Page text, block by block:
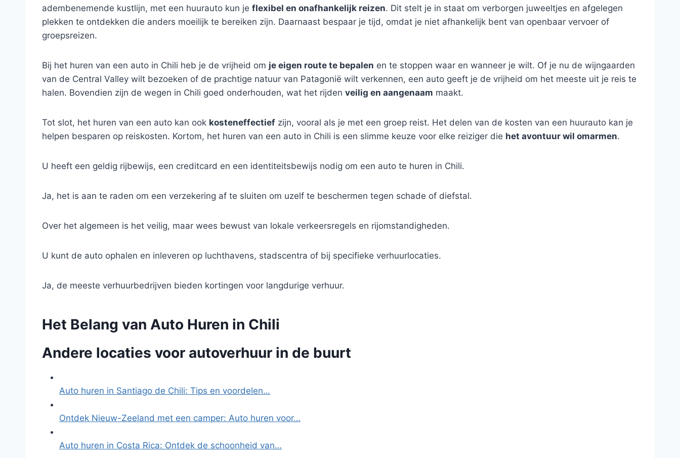
adembenemende kustlijn, met een huurauto kun je flexibel en onafhankelijk reizen. Dit stelt je in staat om verborgen juweeltjes en afgelegen
plekken te ontdekken die anders moeilijk te bereiken zijn. Daarnaast bespaar je tijd, omdat je niet afhankelijk bent van openbaar vervoer of
groepsreizen.
Bij het huren van een auto in Chili heb je de vrijheid om je eigen route te bepalen en te stoppen waar en wanneer je wilt. Of je nu de wijngaarden
van de Central Valley wilt bezoeken of de prachtige natuur van Patagonië wilt verkennen, een auto geeft je de vrijheid om het meeste uit je reis te
halen. Bovendien zijn de wegen in Chili goed onderhouden, wat het rijden veilig en aangenaam maakt.
Tot slot, het huren van een auto kan ook kosteneffectief zijn, vooral als je met een groep reist. Het delen van de kosten van een huurauto kan je
helpen besparen op reiskosten. Kortom, het huren van een auto in Chili is een slimme keuze voor elke reiziger die het avontuur wil omarmen.
U heeft een geldig rijbewijs, een creditcard en een identiteitsbewijs nodig om een auto te huren in Chili.
Ja, het is aan te raden om een verzekering af te sluiten om uzelf te beschermen tegen schade of diefstal.
Over het algemeen is het veilig, maar wees bewust van lokale verkeersregels en rijomstandigheden.
U kunt de auto ophalen en inleveren op luchthavens, stadscentra of bij specifieke verhuurlocaties.
Ja, de meeste verhuurbedrijven bieden kortingen voor langdurige verhuur.
Het Belang van Auto Huren in Chili
Andere locaties voor autoverhuur in de buurt
Auto huren in Santiago de Chili: Tips en voordelen…
Ontdek Nieuw-Zeeland met een camper: Auto huren voor…
Auto huren in Costa Rica: Ontdek de schoonheid van…